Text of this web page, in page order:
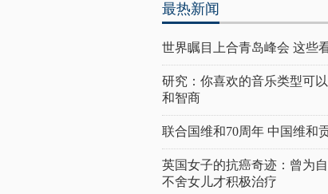
最热新闻
世界瞩目上合青岛峰会 这些
研究：你喜欢的音乐类型可
和智商
联合国维和70周年 中国维和
英国女子的抗癌奇迹：曾为
不舍女儿才积极治疗